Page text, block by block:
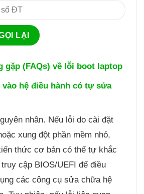
gặp (FAQs) về lỗi boot laptop
hệ điều hành có tự sửa
nhân. Nếu lỗi do cài đặt
xung đột phần mềm nhỏ,
thức cơ bản có thể tự khắc
cập BIOS/UEFI để điều
các công cụ sửa chữa hệ